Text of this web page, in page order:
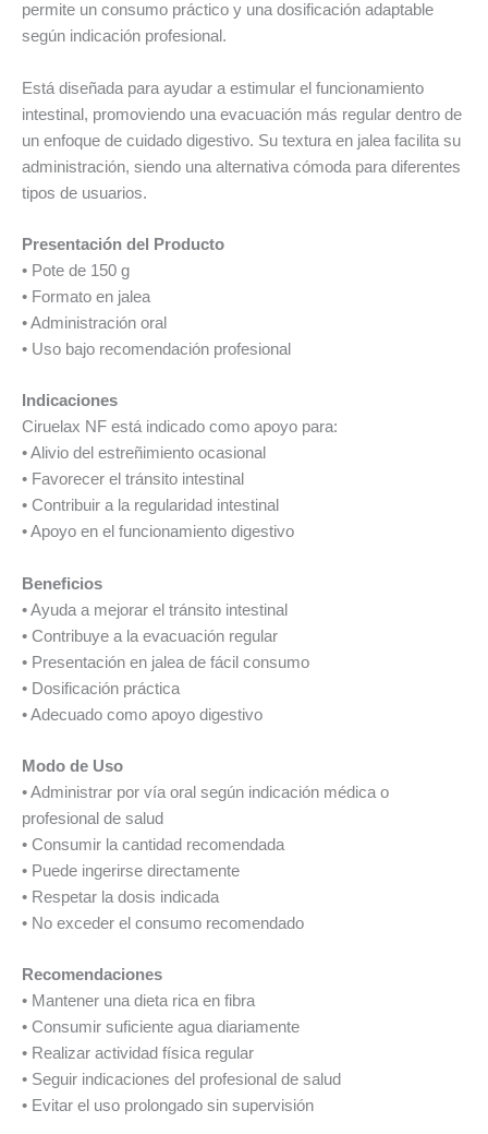
permite un consumo práctico y una dosificación adaptable
según indicación profesional.
Está diseñada para ayudar a estimular el funcionamiento
intestinal, promoviendo una evacuación más regular dentro de
un enfoque de cuidado digestivo. Su textura en jalea facilita su
administración, siendo una alternativa cómoda para diferentes
tipos de usuarios.
Presentación del Producto
• Pote de 150 g
• Formato en jalea
• Administración oral
• Uso bajo recomendación profesional
Indicaciones
Ciruelax NF está indicado como apoyo para:
• Alivio del estreñimiento ocasional
• Favorecer el tránsito intestinal
• Contribuir a la regularidad intestinal
• Apoyo en el funcionamiento digestivo
Beneficios
• Ayuda a mejorar el tránsito intestinal
• Contribuye a la evacuación regular
• Presentación en jalea de fácil consumo
• Dosificación práctica
• Adecuado como apoyo digestivo
Modo de Uso
• Administrar por vía oral según indicación médica o
profesional de salud
• Consumir la cantidad recomendada
• Puede ingerirse directamente
• Respetar la dosis indicada
• No exceder el consumo recomendado
Recomendaciones
• Mantener una dieta rica en fibra
• Consumir suficiente agua diariamente
• Realizar actividad física regular
• Seguir indicaciones del profesional de salud
• Evitar el uso prolongado sin supervisión